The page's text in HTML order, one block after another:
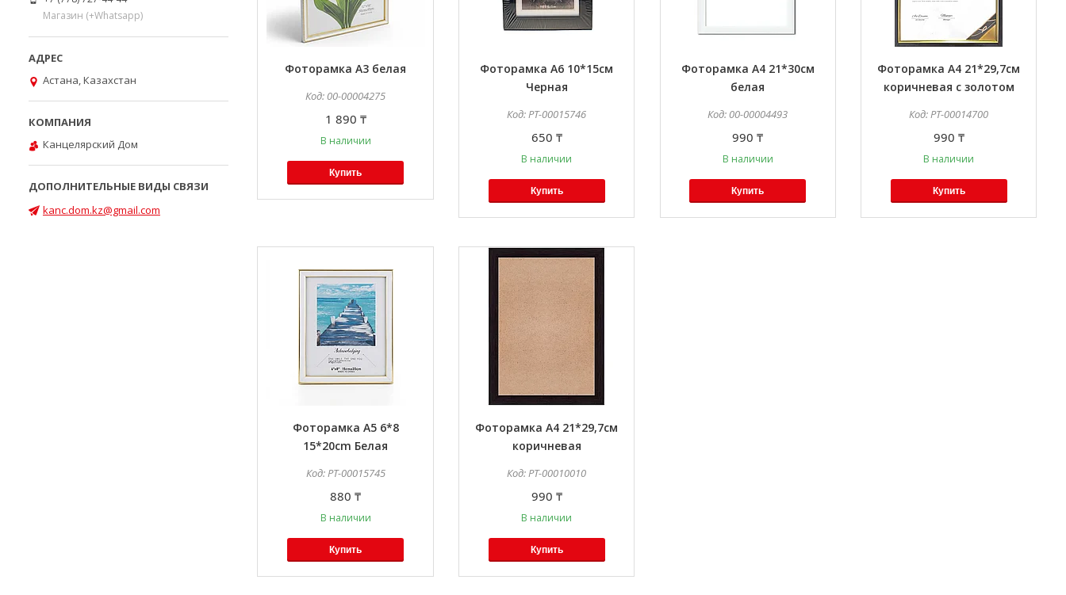
Фоторамка А3 белая
00-00004275
1 890 ₸
В наличии
Купить
Фоторамка А6 10*15см
Черная
PT-00015746
650 ₸
В наличии
Купить
Фоторамка А4 21*30см
белая
00-00004493
990 ₸
В наличии
Купить
Фоторамка А4 21*29,7см
коричневая с золотом
PT-00014700
990 ₸
В наличии
Купить
Фоторамка А5 6*8
15*20cm Белая
PT-00015745
880 ₸
В наличии
Купить
Фоторамка А4 21*29,7см
коричневая
PT-00010010
990 ₸
В наличии
Купить
Магазин (+Whatsapp)
Астана, Казахстан
Канцелярский Дом
kanc.dom.kz@gmail.com